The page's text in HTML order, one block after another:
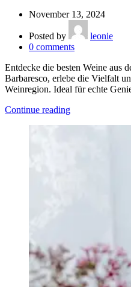
November 13, 2024
Posted by
leonie
0 comments
Entdecke die besten Weine aus
Barbaresco, erlebe die Vielfalt
Weinregion. Ideal für echte
Continue reading